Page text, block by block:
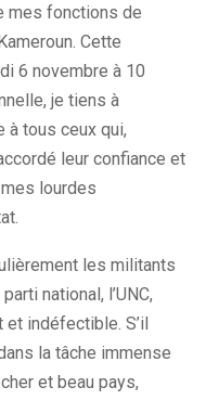
mes fonctions de
Cette
6 novembre à 10
je tiens à
à tous ceux qui,
leur confiance et
lourdes
les militants
national, l’UNC,
indéfectible. S’il
la tâche immense
et beau pays,